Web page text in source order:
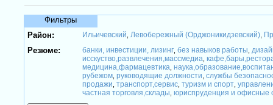
Фильтры
Район:
Ильичевский Левобережный (Орджоникидзевский)
Резюме: банки, инвестиции, лизинг без навыков работы
исскуство,развлечения,массмедиа
медицина,фармацевтика
рубежом руководящие должности службы
продажи транспорт,сервис туризм и спорт
частная торговля,склады юриспруденция и офисные